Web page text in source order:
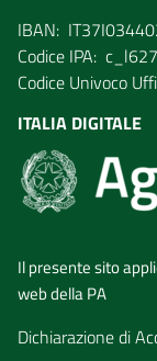
IBAN:
Codice IPA: c_l627
Codice Univoco
ITALIA DIGITALE
Il presente sito
web della PA
Dichiarazione di